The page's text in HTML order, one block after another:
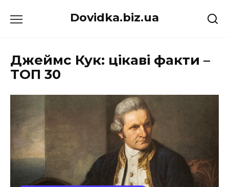
до
Dovidka.biz.ua
Джеймс Кук: цікаві факти –
ТОП 30